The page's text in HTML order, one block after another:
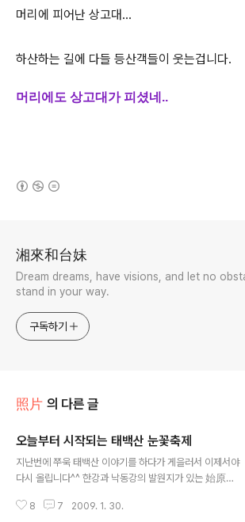
머리에 피어난 상고대...
하산하는 길에 다들 등산객들이 웃는겁니다.
머리에도 상고대가 피셨네..
湘來和台妹
Dream dreams, have visions, and let no
stand in your way.
구독하기
照片 의 다른 글
오늘부터 시작되는 태백산 눈꽃축제
지난번에 쭈욱 태백산 이야기를 하다가 게을러서 이제서야
다시 올립니다^^ 한강과 낙동강의 발원지가 있는 始原의
바로 오늘 태백에선 16회 태백산 눈꽃축제가 열립니다. 새
8 7 2009. 1. 30.